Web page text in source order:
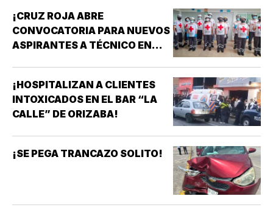
¡CRUZ ROJA ABRE
CONVOCATORIA PARA NUEVOS
ASPIRANTES A TÉCNICO EN
¡HOSPITALIZAN A CLIENTES
INTOXICADOS EN EL BAR “LA
CALLE” DE ORIZABA!
¡SE PEGA TRANCAZO SOLITO!